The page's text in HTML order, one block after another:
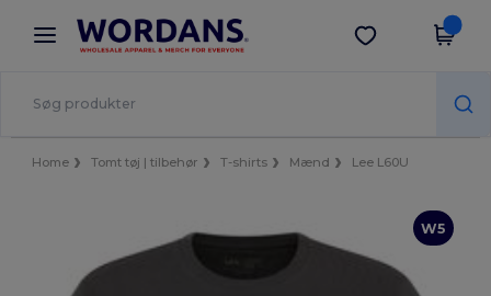
× Wordans-app
Bedre priser i appen!
Hent app
Home Tomt tøj | tilbehør T-shirts Mænd Lee L60U
W5